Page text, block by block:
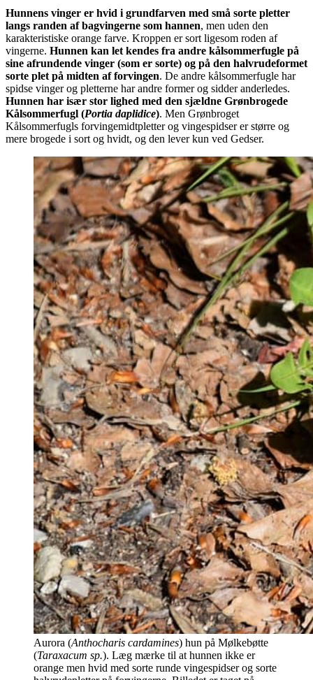
Hunnens vinger er hvid i grundfarven med små sorte pletter
langs randen af bagvingerne som hannen, men uden den
karakteristiske orange farve. Kroppen er sort ligesom roden af
vingerne. Hunnen kan let kendes fra andre kålsommerfugle på
sine afrundende vinger (som er sorte) og på den halvrudeformet
sorte plet på midten af forvingen. De andre kålsommerfugle har
spidse vinger og pletterne har andre former og sidder anderledes.
Hunnen har især stor lighed med den sjældne Grønbrogede
Kålsommerfugl (Portia daplidice). Men Grønbroget
Kålsommerfugls forvingemidtpletter og vingespidser er større og
mere brogede i sort og hvidt, og den lever kun ved Gedser.
Aurora (Anthocharis cardamines) hun på Mølkebøtte
(Taraxacum sp.). Læg mærke til at hunnen ikke er
orange men hvid med sorte runde vingespidser og sorte